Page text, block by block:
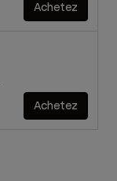
Achetez
Achetez